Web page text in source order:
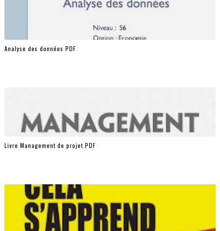
Analyse des données PDF
Livre Management de projet PDF